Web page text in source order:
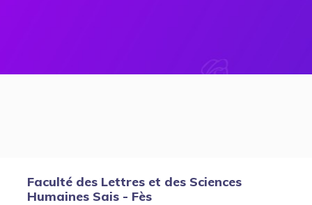
Faculté des Lettres et des Sciences
Humaines Sais - Fès